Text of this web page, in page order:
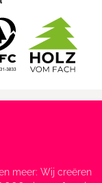
meer: Wij creëren